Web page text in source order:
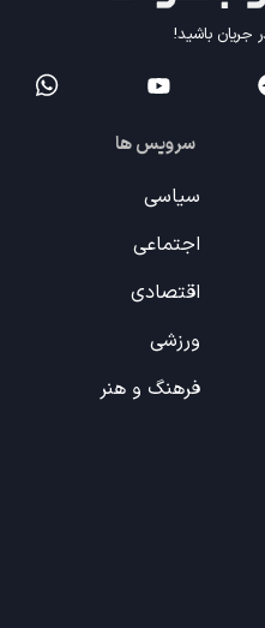
جریان باشید!
سرویس ها
سیاسی
اجتماعی
اقتصادی
ورزشی
فرهنگ و هنر